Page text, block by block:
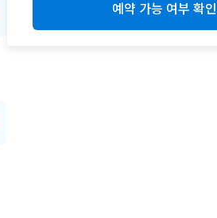
예약 가능 여부 확인